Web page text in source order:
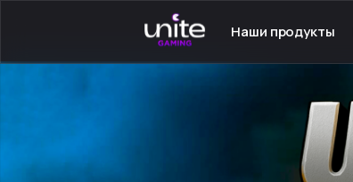
Наши продукты
Launcher для PC
Launcher для Android
TeamSpeak для PC
Mumble для Android
Покупка игр